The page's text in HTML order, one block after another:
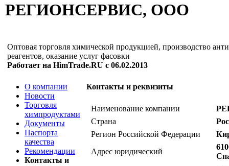
РЕГИОНСЕРВИС, ООО
Оптовая торговля химической продукцией, производство
реагентов, оказание услуг фасовки
Работает на HimTrade.RU с 06.02.2013
О компании
Новости
Торговля
химпродуктами
Документы
Паспорта
качества
Рекомендации
Контакты и
Контакты и реквизиты
Наименование компании
Страна
Регион Российской Федерации
Адрес юридический